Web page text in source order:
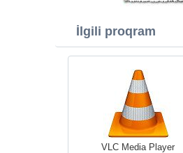
İlgili proqram
VLC Media Player